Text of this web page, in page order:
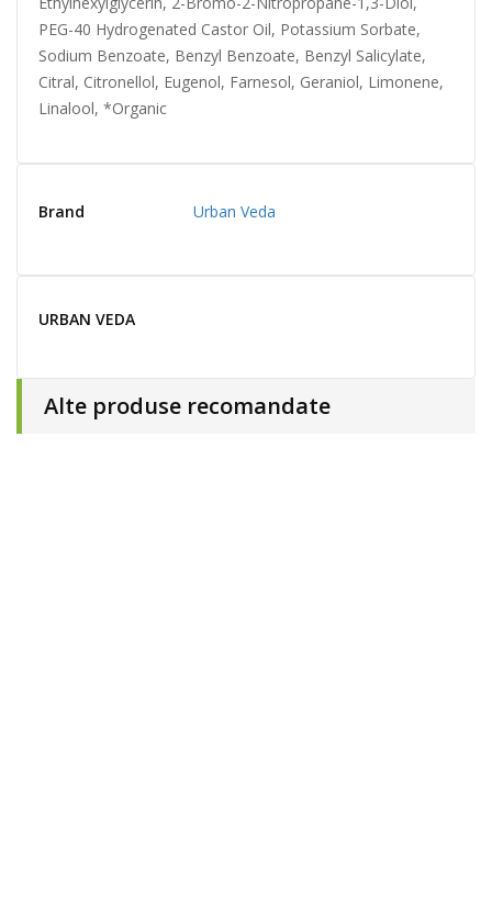
PEG-40 Hydrogenated Castor Oil, Potassium Sorbate,
Sodium Benzoate, Benzyl Benzoate, Benzyl Salicylate,
Citral, Citronellol, Eugenol, Farnesol, Geraniol, Limonene,
Linalool, *Organic
Brand Urban Veda
URBAN VEDA
Alte produse recomandate